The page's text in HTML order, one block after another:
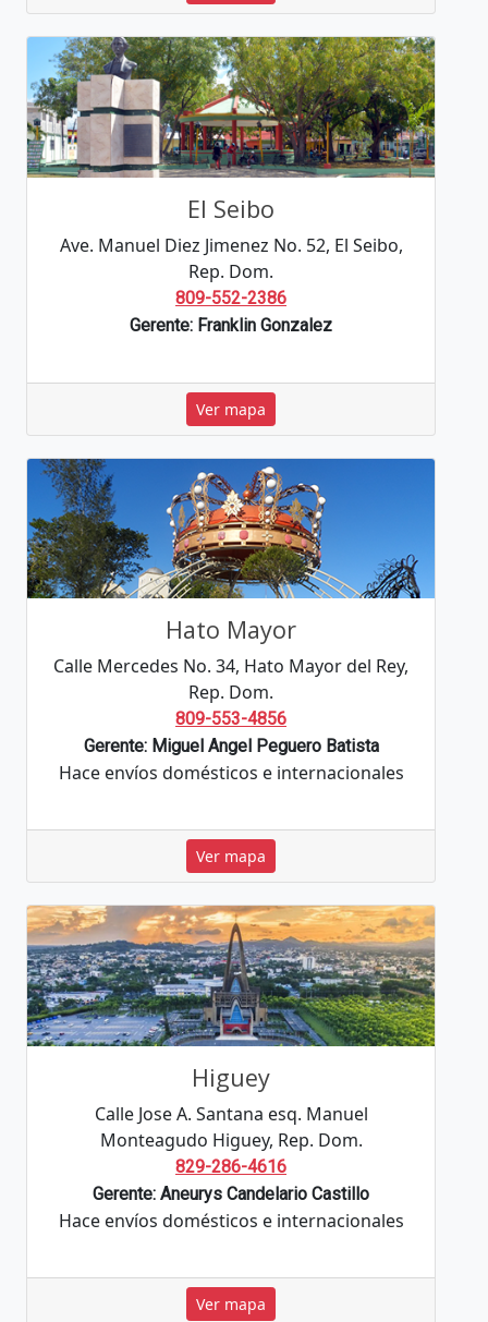
El Seibo
Ave. Manuel Diez Jimenez No. 52, El Seibo,
Rep. Dom.
809-552-2386
Gerente: Franklin Gonzalez
Ver mapa
Hato Mayor
Calle Mercedes No. 34, Hato Mayor del Rey,
Rep. Dom.
809-553-4856
Gerente: Miguel Angel Peguero Batista
Hace envíos domésticos e internacionales
Ver mapa
Higuey
Calle Jose A. Santana esq. Manuel
Monteagudo Higuey, Rep. Dom.
829-286-4616
Gerente: Aneurys Candelario Castillo
Hace envíos domésticos e internacionales
Ver mapa